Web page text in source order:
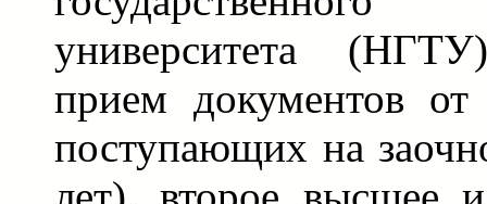
университета
прием документов от
поступающих на